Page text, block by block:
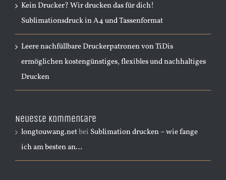
Kein Drucker? Wir drucken das für dich!
Sublimationsdruck in A4 und Tassenformat
Leere nachfüllbare Druckerpatronen von TiDis
ermöglichen kostengünstiges, flexibles und nachhaltiges
Drucken
Neueste Kommentare
longtouwang.netbei Sublimation drucken – wie fange
ich am besten an…